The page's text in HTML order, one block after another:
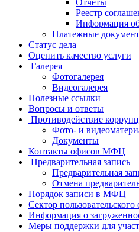
Отчеты
Реестр
Информация об
Платежные
Статус дела
Оценить качество услуги
Галерея
Фотогалерея
Видеогалерея
Полезные ссылки
Вопросы и ответы
Противодействие
Фото- и
Документы
Контакты офисов МФЦ
Предварительная запись
Предварительная
Отмена
Порядок записи в МФЦ
Сектор
Информация о
Меры поддержки для